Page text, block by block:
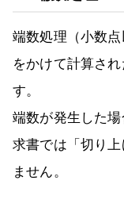
端数処理（小数
をかけて計算さ
す。
端数が発生した
求書では「切り
ません。